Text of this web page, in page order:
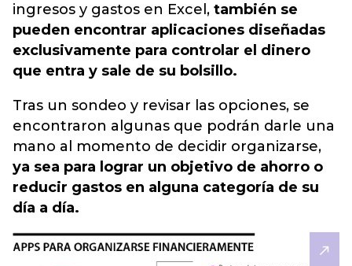
ingresos y gastos en Excel, también se
pueden encontrar aplicaciones diseñadas
exclusivamente para controlar el dinero
que entra y sale de su bolsillo.
Tras un sondeo y revisar las opciones, se
encontraron algunas que podrán darle una
mano al momento de decidir organizarse,
ya sea para lograr un objetivo de ahorro o
reducir gastos en alguna categoría de su
día a día.